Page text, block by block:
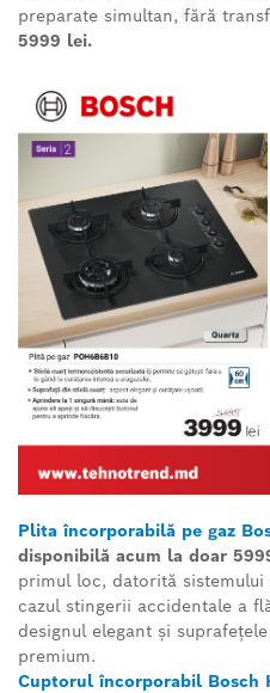
preparate simultan, fără
5999 lei.
Plita încorporabilă pe gaz
disponibilă acum la doar
primul loc, datorită
cazul stingerii accidentale a
designul elegant și
premium.
Cuptorul încorporabil Bosch